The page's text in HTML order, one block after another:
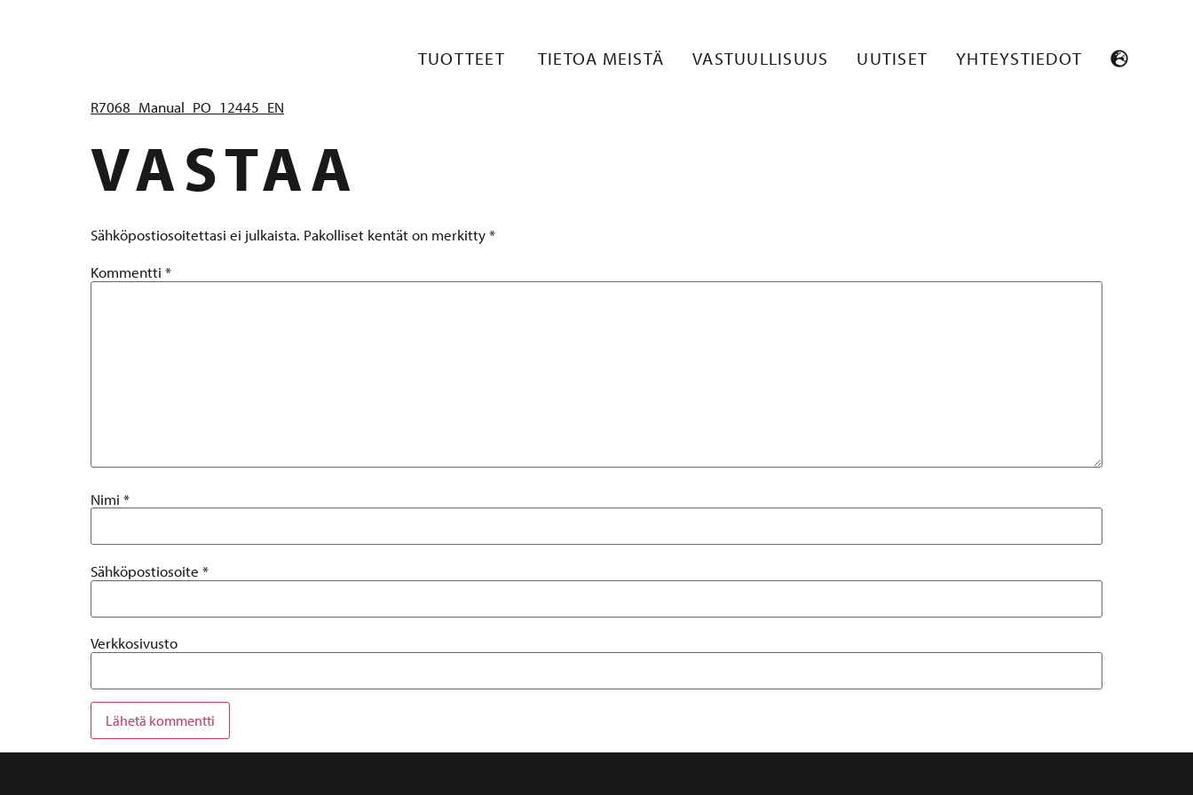
TUOTTEET TIETOA MEISTÄ VASTUULLISUUS UUTISET YHTEYSTIEDOT
R7068_MANUAL_PO_12445_EN
R7068_Manual_PO_12445_EN
VASTAA
Sähköpostiosoitettasi ei julkaista. Pakolliset kentät on merkitty*
Kommentti *
Nimi *
Sähköpostiosoite *
Verkkosivusto